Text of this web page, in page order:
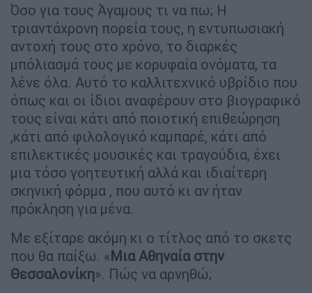
Όσο για τους Άγαμους τι να πω; Η
τριαντάχρονη πορεία τους, η εντυπωσιακή
αντοχή τους στο χρόνο, το διαρκές
μπόλιασμά τους με κορυφαία ονόματα, τα
λένε όλα. Αυτό το καλλιτεχνικό υβρίδιο που
όπως και οι ίδιοι αναφέρουν στο βιογραφικό
τους είναι κάτι από ποιοτική επιθεώρηση
,κάτι από φιλολογικό καμπαρέ, κάτι από
επιλεκτικές μουσικές και τραγούδια, έχει
μια τόσο γοητευτική αλλά και ιδιαίτερη
σκηνική φόρμα , που αυτό κι αν ήταν
πρόκληση για μένα.
Με εξίταρε ακόμη κι ο τίτλος από το σκετς
που θα παίξω. «Μια Αθηναία στην
Θεσσαλονίκη». Πώς να αρνηθώ;